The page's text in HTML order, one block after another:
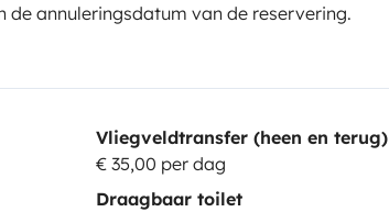
annuleringsdatum van de reservering.
Vliegveldtransfer (heen en terug)
€ 35,00 per dag
Draagbaar toilet